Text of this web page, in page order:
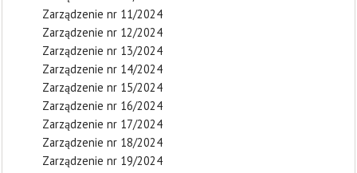
Zarządzenie nr 11/2024
Zarządzenie nr 12/2024
Zarządzenie nr 13/2024
Zarządzenie nr 14/2024
Zarządzenie nr 15/2024
Zarządzenie nr 16/2024
Zarządzenie nr 17/2024
Zarządzenie nr 18/2024
Zarządzenie nr 19/2024